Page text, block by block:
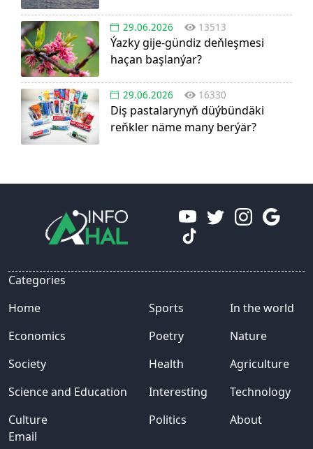
29.06.2026 13513
Ýazky gije-gündiz deňleşmesi
haçan başlanýar?
29.06.2026 16330
Diş pastalarynyň düýbündäki
reňkler näme many berýär?
Email
Categories
Home
Economics
Society
Science and Education
Culture
Sports
Poetry
Health
Interesting
Politics
In the world
Nature
Agriculture
Technology
About